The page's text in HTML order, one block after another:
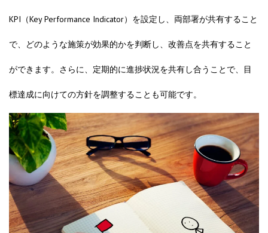
KPI（Key Performance Indicator）を設定し、両部署が共有すること
で、どのような施策が効果的かを判断し、改善点を共有すること
ができます。さらに、定期的に進捗状況を共有し合うことで、目
標達成に向けての方針を調整することも可能です。